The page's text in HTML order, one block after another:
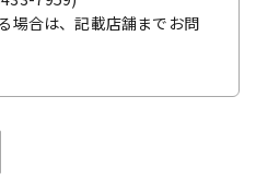
場合は、記載店舗までお問